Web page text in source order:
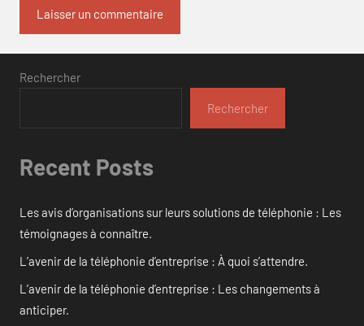
Rechercher
Rechercher
Recent Posts
Les avis d’organisations sur leurs solutions de téléphonie : Les
témoignages à connaître.
L’avenir de la téléphonie d’entreprise : À quoi s’attendre.
L’avenir de la téléphonie d’entreprise : Les changements à
anticiper.